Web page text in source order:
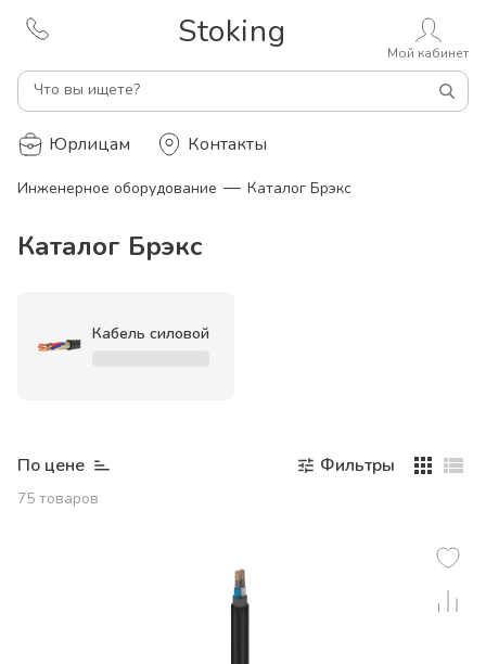
Stoking
Что вы ищете?
Мой кабинет
Юрлицам Контакты
Инженерное оборудование — Каталог Брэкс
Каталог Брэкс
Кабель силовой
По цене
75 товаров
Фильтры